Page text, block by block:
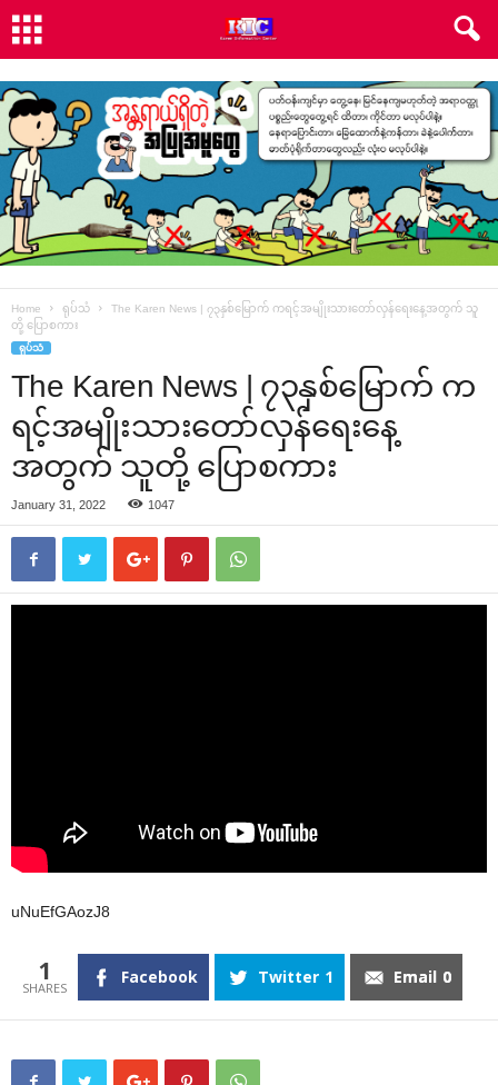
Home ရုပ်သံ
The Karen News | ၇၃နှစ်မြောက် ကရင့်အမျိုးသားတော်လှန်ရေးနေ့အတွက် သူ
တို့ ပြောစကား
ရုပ်သံ
The Karen News | ၇၃နှစ်မြောက် က
ရင့်အမျိုးသားတော်လှန်ရေးနေ့
အတွက် သူတို့ ပြောစကား
January 31, 2022 1047
uNuEfGAozJ8
1 Facebook Twitter 1 Email 0